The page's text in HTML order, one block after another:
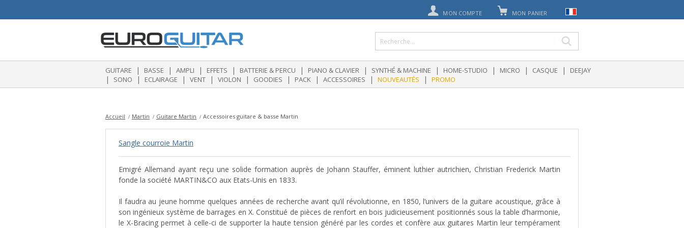
MON COMPTE MON PANIER
GUITARE | BASSE | AMPLI | EFFETS | BATTERIE & PERCU | PIANO & CLAVIER | SYNTHÉ & MACHINE | HOME-STUDIO | MICRO | CASQUE | DEEJAY
| SONO | ECLAIRAGE | VENT | VIOLON | GOODIES | PACK | ACCESSOIRES | NOUVEAUTÉS | PROMO
Accueil Martin Guitare Martin Accessoires guitare & basse Martin
Sangle courroie Martin
Emigré Allemand ayant reçu une solide formation auprès de Johann Stauffer, éminent luthier autrichien, Christian Frederick Martin
fonde la société MARTIN&CO aux Etats-Unis en 1833.
Il faudra au jeune homme quelques années de recherche avant qu’il révolutionne, en 1850, l’univers de la guitare acoustique, grâce à
son ingénieux système de barrages en X. Constitué de pièces de renfort en bois judicieusement positionnés sous la table d’harmonie,
le X-Bracing permet à celle-ci de supporter la haute tension généré par les cordes et confère aux guitares Martin leur tempérament